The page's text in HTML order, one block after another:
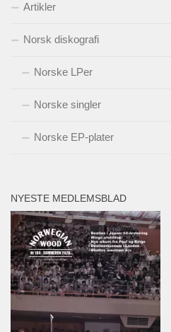
Artikler
Norsk diskografi
Norske LPer
Norske singler
Norske EP-plater
NYESTE MEDLEMSBLAD